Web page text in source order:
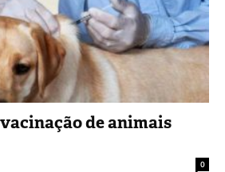
de animais
0